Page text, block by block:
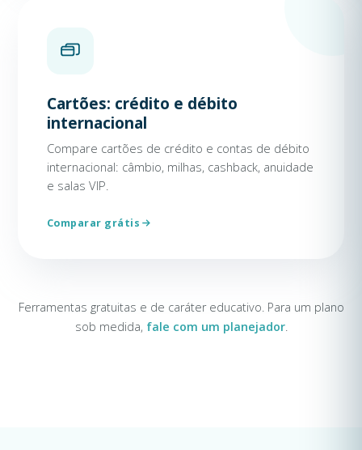
Cartões: crédito e débito
internacional
Compare cartões de crédito e contas de débito
internacional: câmbio, milhas, cashback, anuidade
e salas VIP.
Comparar grátis
Ferramentas gratuitas e de caráter educativo. Para um plano
sob medida, fale com um planejador.